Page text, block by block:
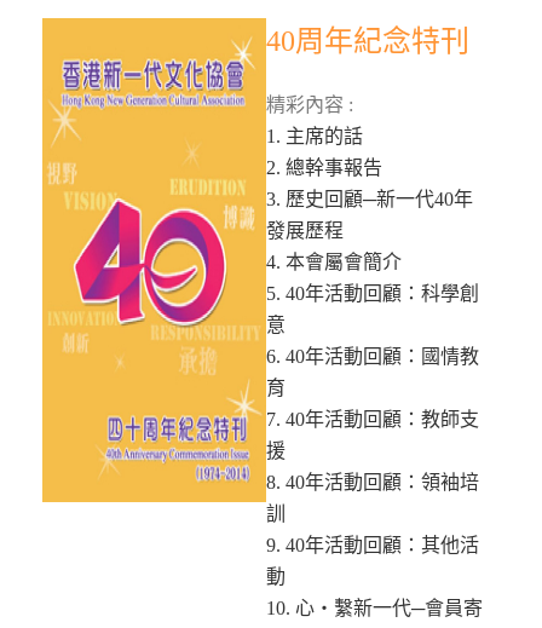
40周年紀念特刊
精彩內容 :
1. 主席的話
2. 總幹事報告
3. 歷史回顧─新一代40年
發展歷程
4. 本會屬會簡介
5. 40年活動回顧：科學創
意
6. 40年活動回顧：國情教
育
7. 40年活動回顧：教師支
援
8. 40年活動回顧：領袖培
訓
9. 40年活動回顧：其他活
動
10. 心‧繫新一代─會員寄